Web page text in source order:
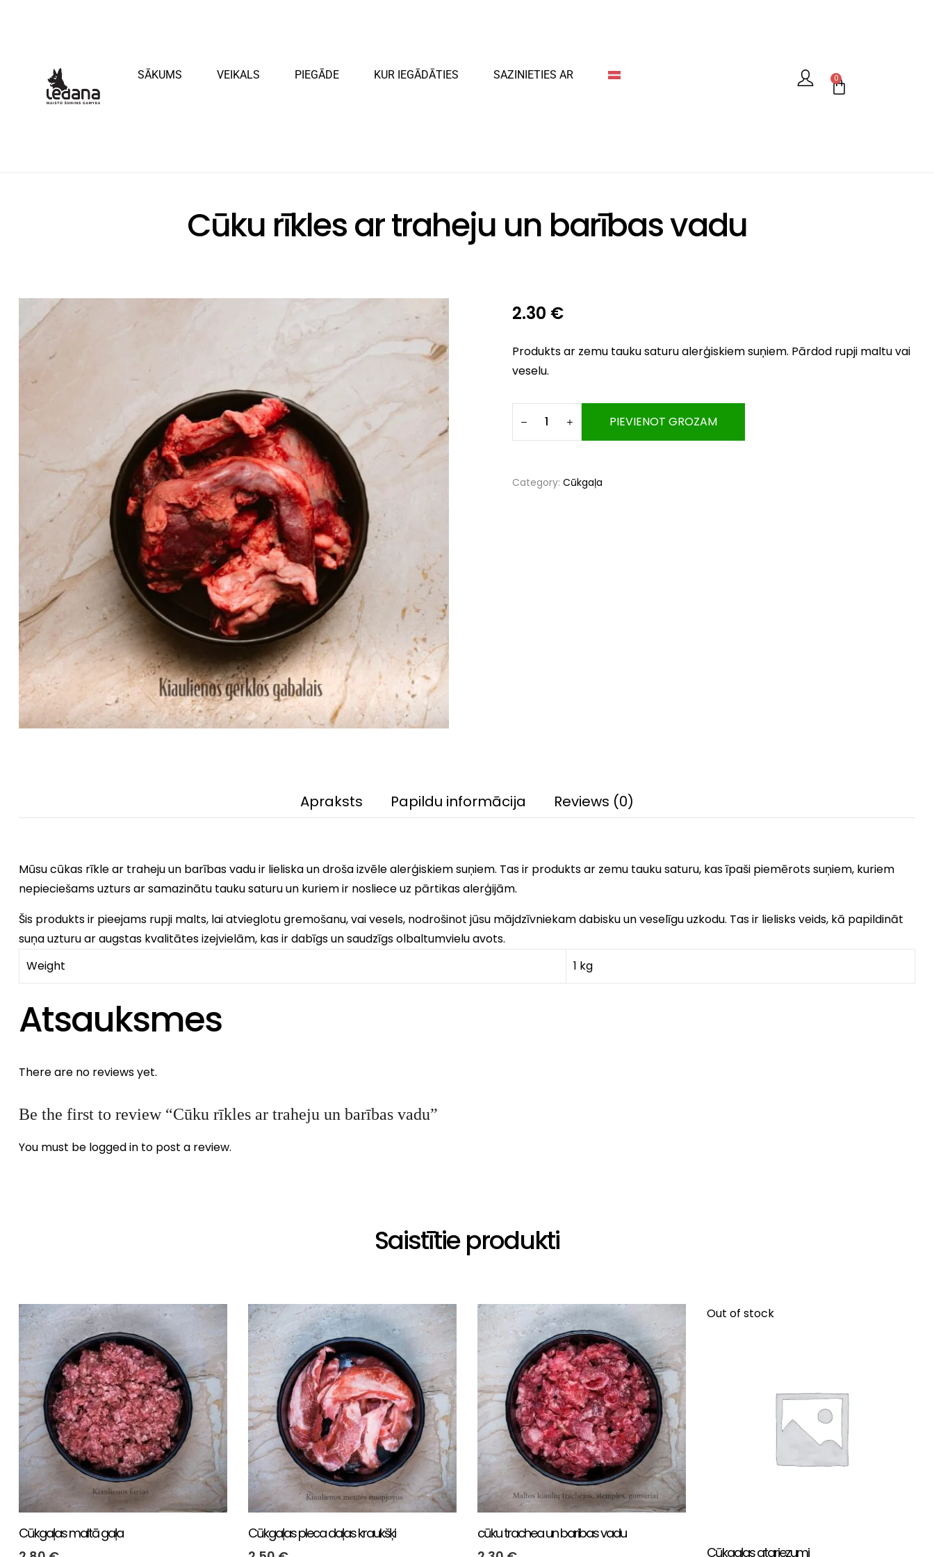
SĀKUMS VEIKALS PIEGĀDE KUR IEGĀDĀTIES SAZINIETIES AR 0
Cūku rīkles ar traheju un barības vadu
2.30 €
Produkts ar zemu tauku saturu alerģiskiem suņiem. Pārdod rupji maltu vai
veselu.
PIEVIENOT GROZAM
Category: Cūkgaļa
Apraksts Papildu informācija Reviews (0)
Mūsu cūkas rīkle ar traheju un barības vadu ir lieliska un droša izvēle alerģiskiem suņiem. Tas ir produkts ar zemu tauku saturu, kas īpaši piemērots suņiem, kuriem
nepieciešams uzturs ar samazinātu tauku saturu un kuriem ir nosliece uz pārtikas alerģijām.
Šis produkts ir pieejams rupji malts, lai atvieglotu gremošanu, vai vesels, nodrošinot jūsu mājdzīvniekam dabisku un veselīgu uzkodu. Tas ir lielisks veids, kā papildināt
suņa uzturu ar augstas kvalitātes izejvielām, kas ir dabīgs un saudzīgs olbaltumvielu avots.
Weight
1 kg
Atsauksmes
There are no reviews yet.
Be the first to review “Cūku rīkles ar traheju un barības vadu”
You must be logged into post a review.
Saistītie produkti
Cūkgaļas maltā gaļa
Cūkgaļas pleca daļas kraukšķi
cūku trachea un baribas vadu
Out of stock
Cūkgaļas atgriezumi